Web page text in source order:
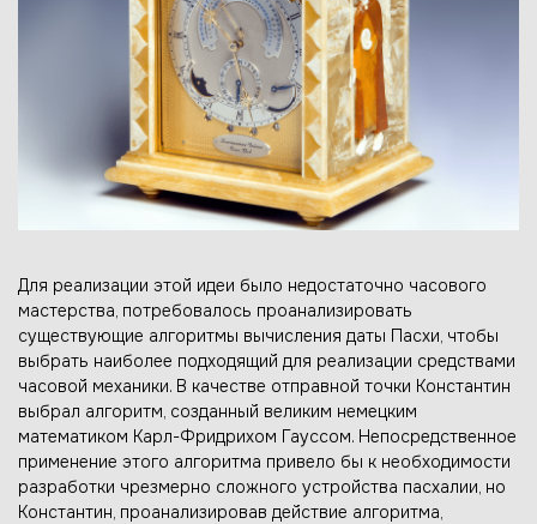
Для реализации этой идеи было недостаточно часового
мастерства, потребовалось проанализировать
существующие алгоритмы вычисления даты Пасхи, чтобы
выбрать наиболее подходящий для реализации средствами
часовой механики. В качестве отправной точки Константин
выбрал алгоритм, созданный великим немецким
математиком Карл-Фридрихом Гауссом. Непосредственное
применение этого алгоритма привело бы к необходимости
разработки чрезмерно сложного устройства пасхалии, но
Константин, проанализировав действие алгоритма,